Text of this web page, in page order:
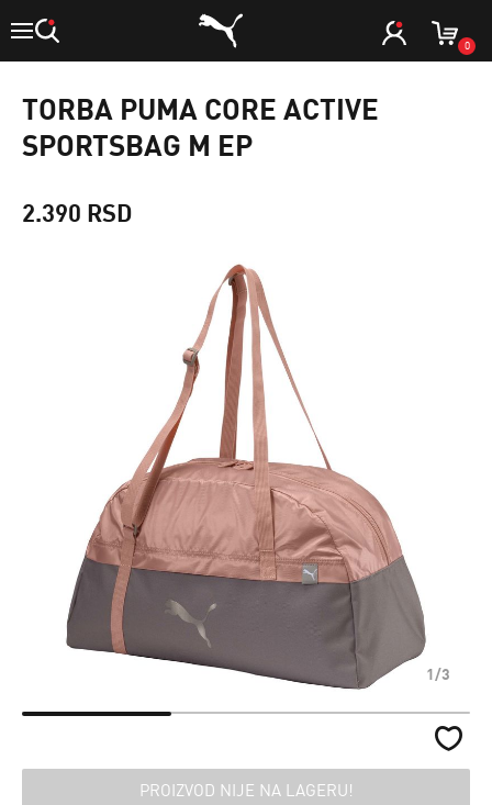
0
TORBA PUMA CORE ACTIVE
SPORTSBAG M EP
2.390 RSD
1/3
PROIZVOD NIJE NA LAGERU!